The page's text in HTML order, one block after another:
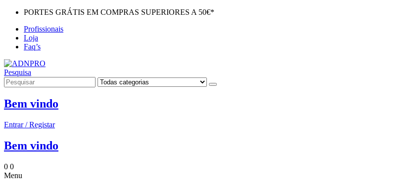
PORTES GRÁTIS EM COMPRAS SUPERIORES A 50€*
Profissionais
Loja
Faq’s
Pesquisa
Bem vindo
Entrar / Registar
Bem vindo
0 0
Menu